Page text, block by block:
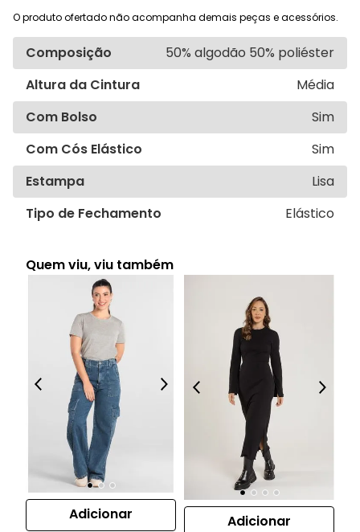
O produto ofertado não acompanha demais peças e acessórios.
Composição
50% algodão 50% poliéster
Altura da Cintura
Média
Com Bolso
Sim
Com Cós Elástico
Sim
Estampa
Lisa
Tipo de Fechamento
Elástico
Quem viu, viu também
Adicionar Adicionar